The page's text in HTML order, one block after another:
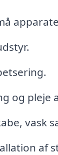
og pleje
vask
af